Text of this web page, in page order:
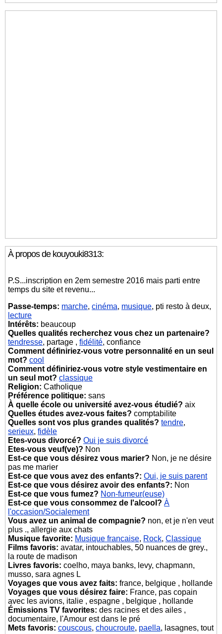
À propos de kouyouki8313:
P.S...inscription en 2em semestre 2016 mais parti entre
temps du site et revenu...
Passe-temps: marche,cinéma, musique, pti resto à deux,
lecture
Intérêts: beaucoup
Quelles qualités recherchez vous chez un partenaire?
tendresse, partage ,fidélité, confiance
Comment définiriez-vous votre personnalité en un seul
mot? cool
Comment définiriez-vous votre style vestimentaire en
un seul mot? classique
Religion: Catholique
Préférence politique: sans
À quelle école ou université avez-vous étudié? aix
Quelles études avez-vous faites? comptabilite
Quelles sont vos plus grandes qualités? tendre,
serieux,fidèle
Etes-vous divorcé? Oui je suis divorcé
Etes-vous veuf(ve)? Non
Est-ce que vous désirez vous marier? Non, je ne désire
pas me marier
Est-ce que vous avez des enfants?: Oui, je suis parent
Est-ce que vous désirez avoir des enfants?: Non
Est-ce que vous fumez? Non-fumeur(euse)
Est-ce que vous consommez de l'alcool? À
l'occasion/Socialement
Vous avez un animal de compagnie? non, et je n'en veut
plus ., allergie aux chats
Musique favorite: Musique francaise, Rock,Classique
Films favoris: avatar, intouchables, 50 nuances de grey.,
la route de madison
Livres favoris: coelho, maya banks, levy, chapmann,
musso, sara agnes L
Voyages que vous avez faits: france, belgique , hollande
Voyages que vous désirez faire: France, pas copain
avec les avions, italie , espagne , belgique , hollande
Émissions TV favorites: des racines et des ailes ,
documentaire, l'Amour est dans le pré
Mets favoris: couscous,choucroute, paella, lasagnes, tout